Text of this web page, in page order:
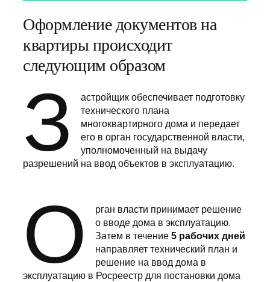
Оформление документов на
квартиры происходит
следующим образом
З
астройщик обеспечивает подготовку
технического плана
многоквартирного дома и передает
его в орган государственной власти,
уполномоченный на выдачу
разрешений на ввод объектов в эксплуатацию.
О
рган власти принимает решение
о вводе дома в эксплуатацию.
Затем в течение 5 рабочих дней
направляет технический план и
решение на ввод дома в
эксплуатацию в Росреестр для постановки дома